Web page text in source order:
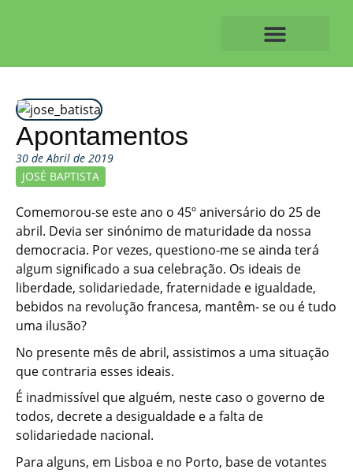
Apontamentos
30 de Abril de 2019
JOSÉ BAPTISTA
Comemorou-se este ano o 45º aniversário do 25 de
abril. Devia ser sinónimo de maturidade da nossa
democracia. Por vezes, questiono-me se ainda terá
algum significado a sua celebração. Os ideais de
liberdade, solidariedade, fraternidade e igualdade,
bebidos na revolução francesa, mantêm- se ou é tudo
uma ilusão?
No presente mês de abril, assistimos a uma situação
que contraria esses ideais.
É inadmissível que alguém, neste caso o governo de
todos, decrete a desigualdade e a falta de
solidariedade nacional.
Para alguns, em Lisboa e no Porto, base de votantes